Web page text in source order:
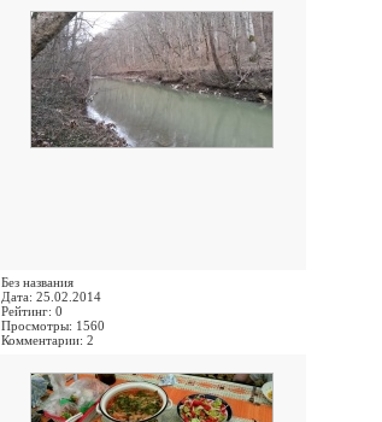
Без названия
Дата: 25.02.2014
Рейтинг: 0
Просмотры: 1560
Комментарии: 2